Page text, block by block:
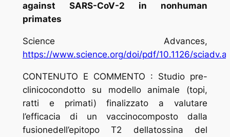
against SARS-CoV-2 in nonhuman
primates
Science Advances,
https://www.science.org/doi/pdf/10.1126/
CONTENUTO E COMMENTO : Studio pre-
clinicocondotto su modello animale (topi,
ratti e primati) finalizzato a valutare
l’efficacia di un vaccinocomposto dalla
fusionedell’epitopo T2 dellatossina del